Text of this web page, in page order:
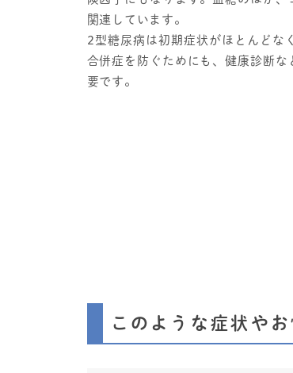
関連しています。
2型糖尿病は初期症状がほとんどな
合併症を防ぐためにも、健康診断
要です。
このような症状や